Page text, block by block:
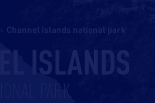
channel islands national park
ISLANDS
PARK